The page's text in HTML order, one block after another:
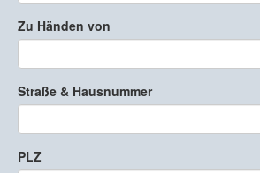
Zu Händen von
Straße & Hausnummer
PLZ